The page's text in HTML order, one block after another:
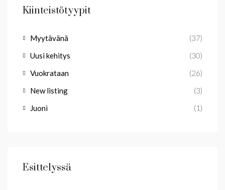
Kiinteistötyypit
Myytävänä
(37)
Uusi kehitys
(30)
Vuokrataan
(26)
New listing
(3)
Juoni
(1)
Esittelyssä